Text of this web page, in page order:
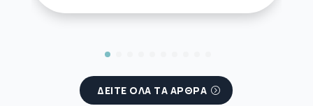
ΔΕΙΤΕ ΟΛΑ ΤΑ ΑΡΘΡΑ